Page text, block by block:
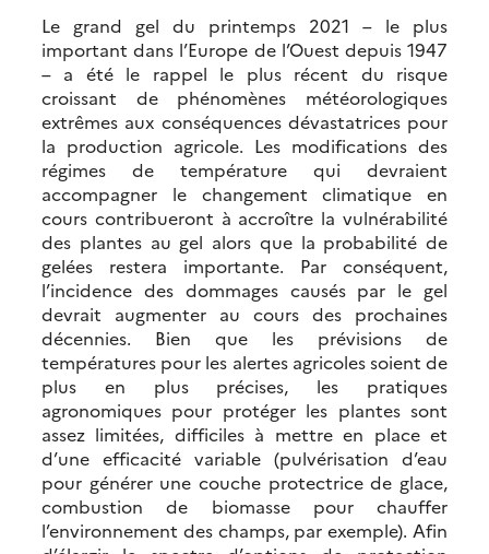
Le grand gel du printemps 2021 – le plus
important dans l’Europe de l’Ouest depuis 1947
– a été le rappel le plus récent du risque
croissant de phénomènes météorologiques
extrêmes aux conséquences dévastatrices pour
la production agricole. Les modifications des
régimes de température qui devraient
accompagner le changement climatique en
cours contribueront à accroître la vulnérabilité
des plantes au gel alors que la probabilité de
gelées restera importante. Par conséquent,
l’incidence des dommages causés par le gel
devrait augmenter au cours des prochaines
décennies. Bien que les prévisions de
températures pour les alertes agricoles soient de
plus en plus précises, les pratiques
agronomiques pour protéger les plantes sont
assez limitées, difficiles à mettre en place et
d’une efficacité variable (pulvérisation d’eau
pour générer une couche protectrice de glace,
combustion de biomasse pour chauffer
l’environnement des champs, par exemple). Afin